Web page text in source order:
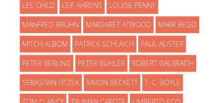
LEE CHILD LEIF AHRENS LOUISE PENNY
MANFRED BRUHN MARGARET ATWOOD MARK BEGO
MITCH ALBOM PATRICK SCHLAICH PAUL AUSTER
PETER BERLING PETER BÜHLER ROBERT GALBRAITH
SEBASTIAN FITZEK SIMON BECKETT T. C. BOYLE